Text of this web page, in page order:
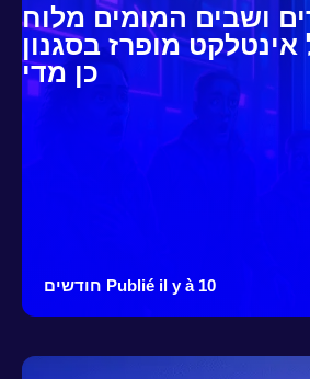
ושבים המומים מלוח
מופרז בסגנון
כן מדי
Publié il y à 10 חודשים